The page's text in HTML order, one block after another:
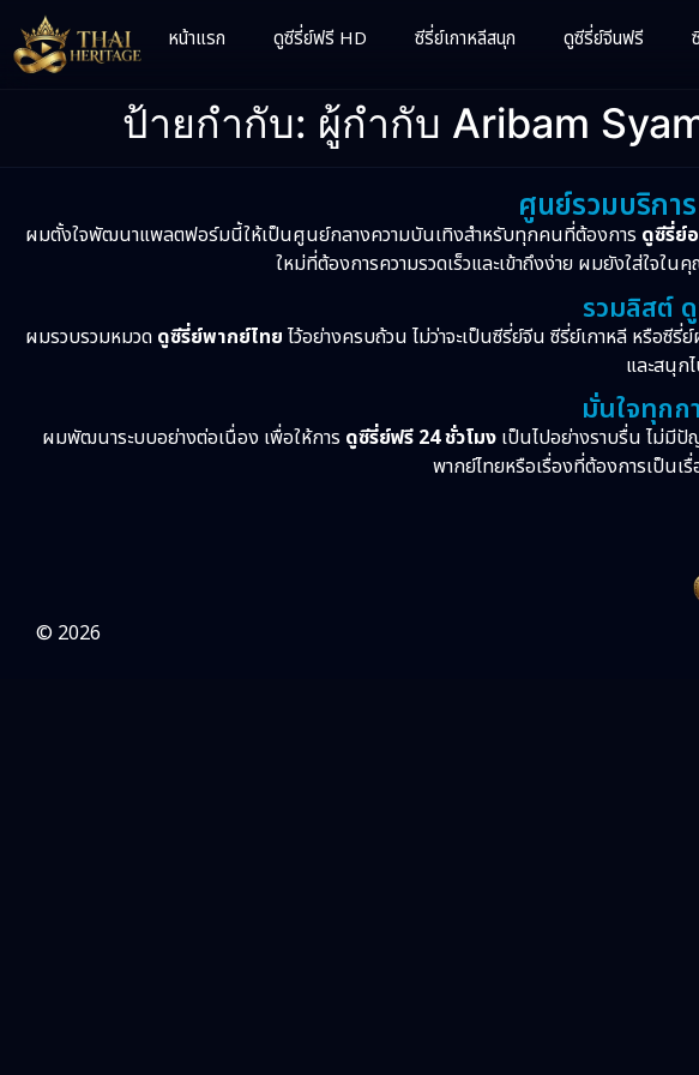
หน้าแรก ดูซีรี่ย์ฟรี HD ซีรี่ย์เกาหลีสนุก ดูซีรี่ย์จีนฟรี
ป้ายกำกับ: ผู้กำกับ Aribam
ศูนย์รวมบริกา
ผมตั้งใจพัฒนาแพลตฟอร์มนี้ให้เป็นศูนย์กลางความบันเทิงสำหรับทุกคนที่ต้องการ ดูซีรี่ย์
ใหม่ที่ต้องการความรวดเร็วและเข้าถึงง่าย ผมยังใส่ใจ
รวมลิสต์
ผมรวบรวมหมวด ดูซีรี่ย์พากย์ไทย ไว้อย่างครบถ้วน ไม่ว่าจะเป็นซีรี่ย์จีน ซีรี่ย์เกาหลี หรือ
และสนุก
มั่นใจทุกก
ผมพัฒนาระบบอย่างต่อเนื่อง เพื่อให้การ ดูซีรี่ย์ฟรี 24 ชั่วโมงเป็นไปอย่างราบรื่น ไม่มีปั
พากย์ไทยหรือเรื่องที่ต้องการเป็น
© 2026